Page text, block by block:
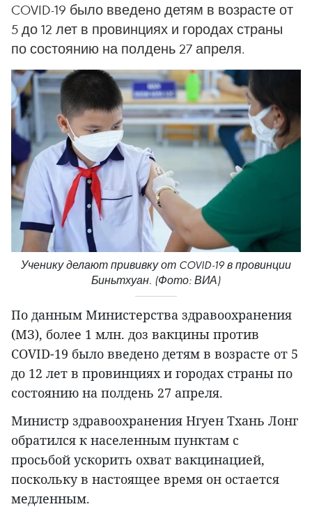
COVID-19 было введено детям в возрасте от
5 до 12 лет в провинциях и городах страны
по состоянию на полдень 27 апреля.
Ученику делают прививку от COVID-19 в провинции
Биньтхуан. (Фото: ВИА)
По данным Министерства здравоохранения
(МЗ), более 1 млн. доз вакцины против
COVID-19 было введено детям в возрасте от 5
до 12 лет в провинциях и городах страны по
состоянию на полдень 27 апреля.
Министр здравоохранения Нгуен Тхань Лонг
обратился к населенным пунктам с
просьбой ускорить охват вакцинацией,
поскольку в настоящее время он остается
медленным.